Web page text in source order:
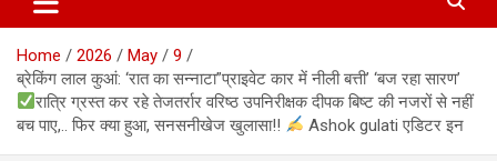
Home 2026 May
9
ब्रेकिंग लाल कुआं: ‘रात का सन्नाटा”प्राइवेट कार में नीली बत्ती’ ‘बज रहा सारण’
रात्रि ग्रस्त कर रहे तेजतर्रार वरिष्ठ उपनिरीक्षक दीपक बिष्ट की नजरों से नहीं
बच पाए,.. फिर क्या हुआ, सनसनीखेज खुलासा!!
Ashok gulati एडिटर इन